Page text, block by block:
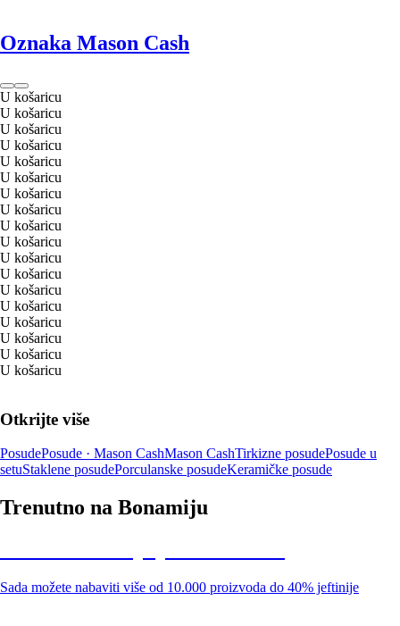
Oznaka Mason Cash
U košaricu
U košaricu
U košaricu
U košaricu
U košaricu
U košaricu
U košaricu
U košaricu
U košaricu
U košaricu
U košaricu
U košaricu
U košaricu
U košaricu
U košaricu
U košaricu
U košaricu
U košaricu
Otkrijte više
PosudePosude · Mason CashMason CashTirkizne posudePosude u
setuStaklene posudePorculanske posudeKeramičke posude
Trenutno na Bonamiju
Sada možete nabaviti više od 10.000 proizvoda do 40% jeftinije